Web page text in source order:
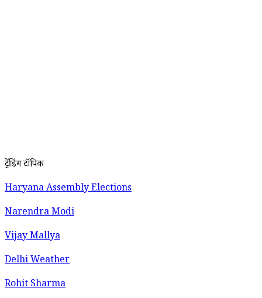
ट्रेंडिंग टॉपिक
Haryana Assembly Elections
Narendra Modi
Vijay Mallya
Delhi Weather
Rohit Sharma